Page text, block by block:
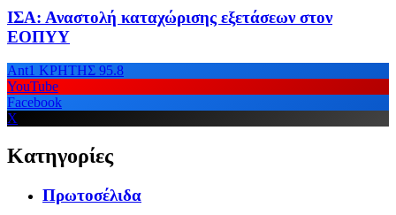
ΙΣΑ: Αναστολή καταχώρισης εξετάσεων στον
ΕΟΠΥΥ
Ant1 ΚΡΗΤΗΣ 95.8
YouTube
Facebook
X
Κατηγορίες
Πρωτοσέλιδα